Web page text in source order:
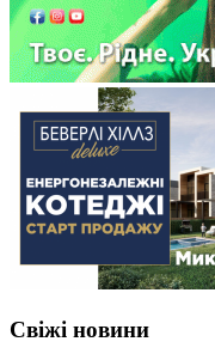
Свіжі новини